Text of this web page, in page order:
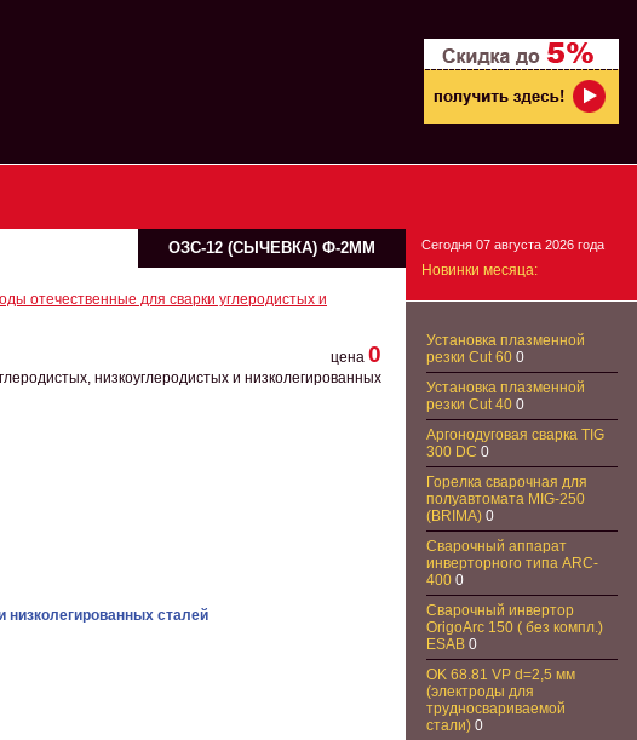
ОЗС-12 (СЫЧЕВКА) Ф-2ММ
отечественные для сварки углеродистых и
цена 0
низкоуглеродистых и низколегированных
сталей
Cегодня 07 августа 2026 года
Новинки месяца:
Установка плазменной
резки Cut 60 0
Установка плазменной
резки Cut 40 0
Аргонодуговая сварка TIG
300 DC 0
Горелка сварочная для
полуавтомата MIG-250
(BRIMA) 0
Сварочный аппарат
инверторного типа ARC-
400 0
Сварочный инвертор
OrigoArc 150 ( без компл.)
ESAB 0
OK 68.81 VP d=2,5 мм
(электроды для
трудносвариваемой
стали) 0